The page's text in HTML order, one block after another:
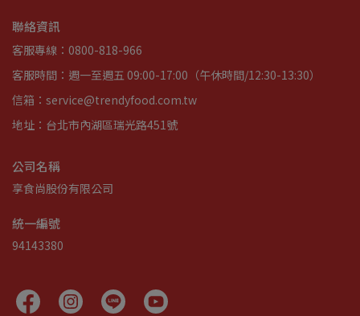
聯絡資訊
客服專線：0800-818-966
客服時間：週一至週五 09:00-17:00（午休時間/12:30-13:30）
信箱：service@trendyfood.com.tw
地址：台北市內湖區瑞光路451號
公司名稱
享食尚股份有限公司
統一編號
94143380